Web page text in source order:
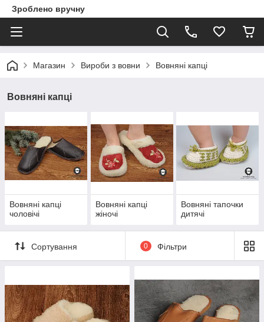
Зроблено вручну
Магазин Вироби з вовни Вовняні капці
Вовняні капці
Вовняні капці
чоловічі
Вовняні капці
жіночі
Вовняні тапочки
дитячі
Сортування 0 Фільтри